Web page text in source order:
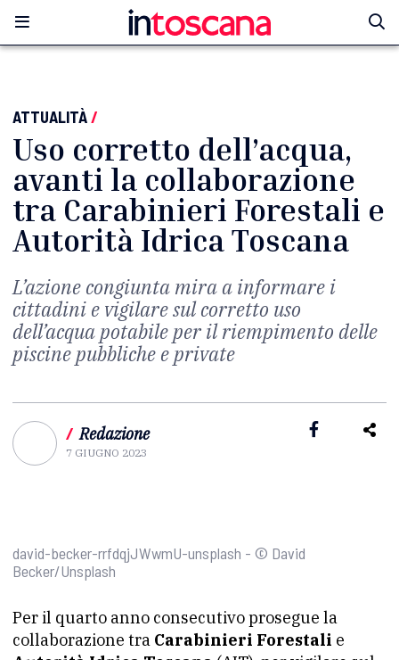
ATTUALITÀ/
Uso corretto dell’acqua,
avanti la collaborazione
tra Carabinieri Forestali e
Autorità Idrica Toscana
L’azione congiunta mira a informare i
cittadini e vigilare sul corretto uso
dell’acqua potabile per il riempimento delle
piscine pubbliche e private
/ Redazione
7 GIUGNO 2023
david-becker-rrfdqjJWwmU-unsplash - © David
Becker/Unsplash
Per il quarto anno consecutivo prosegue la
collaborazione tra Carabinieri Forestali e